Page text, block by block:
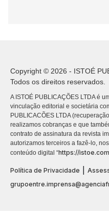
Copyright © 2026 - ISTOÉ
Todos os direitos reservados.
A ISTOÉ PUBLICAÇÕES LTDA é
vinculação editorial e societária
PUBLICACÕES LTDA
realizamos cobranças e que
contrato de assinatura da revista
autorizamos terceiros a fazê-lo,
conteúdo digital “https://
Política de Privacidade